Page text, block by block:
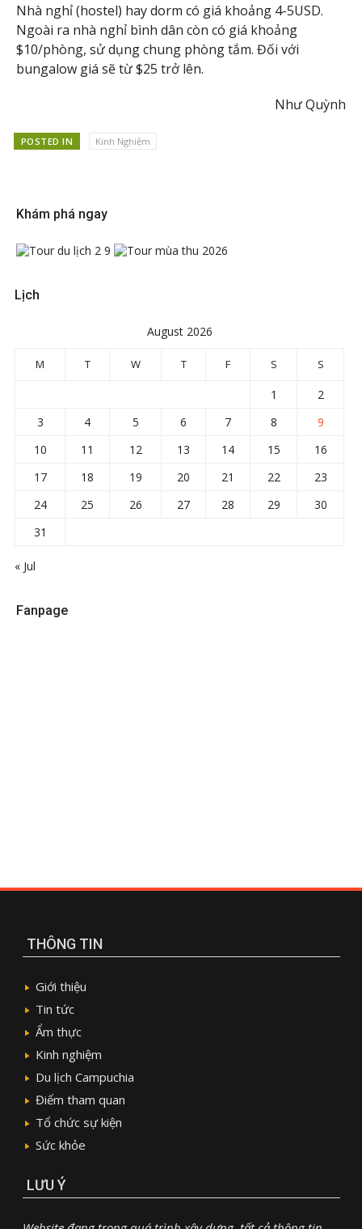
Nhà nghỉ (hostel) hay dorm có giá khoảng 4-5USD.
Ngoài ra nhà nghỉ bình dân còn có giá khoảng
$10/phòng, sử dụng chung phòng tắm. Đối với
bungalow giá sẽ từ $25 trở lên.
Như Quỳnh
POSTED IN Kinh Nghiệm
Khám phá ngay
Lịch
August 2026
M T W T F S S
1
2
3
4 5 6 7 8
9
10
11 12 13 14 15
16
17
18 19 20 21 22
23
24
25 26 27 28 29
30
31
« Jul
Fanpage
THÔNG TIN
Giới thiệu
Tin tức
Ẩm thực
Kinh nghiệm
Du lịch Campuchia
Điểm tham quan
Tổ chức sự kiện
Sức khỏe
LƯU Ý